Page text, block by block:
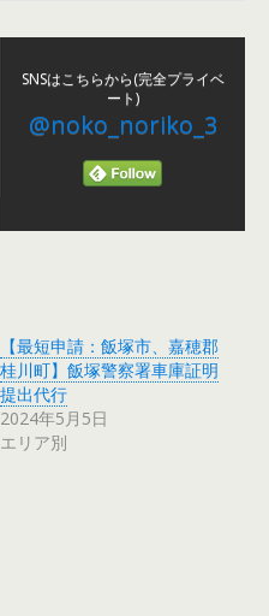
SNSはこちらから(完全プライベ
ート)
@noko_noriko_3
【最短申請：飯塚市、嘉穂郡
桂川町】飯塚警察署車庫証明
提出代行
2024年5月5日
エリア別